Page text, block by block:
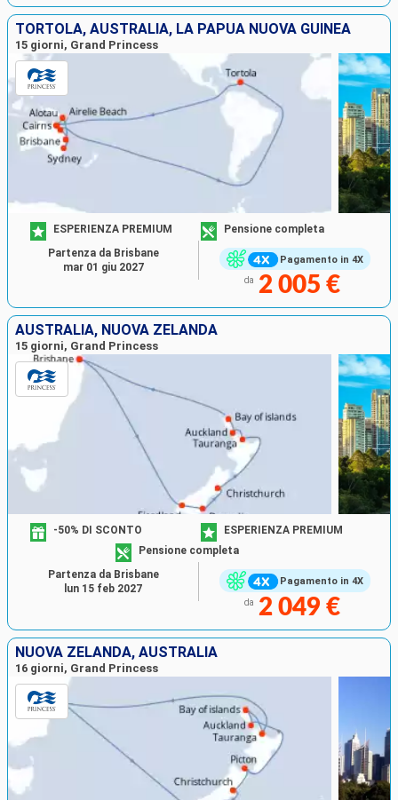
TORTOLA, AUSTRALIA, LA PAPUA NUOVA GUINEA
15 giorni, Grand Princess
Pagamento in 4X
ESPERIENZA PREMIUM Pensione completa
da 2 005 €
Partenza da Brisbane
mar 01 giu 2027
AUSTRALIA, NUOVA ZELANDA
15 giorni, Grand Princess
Pagamento in 4X
-50% DI SCONTO
ESPERIENZA PREMIUM
Pensione completa
da 2 049 €
Partenza da Brisbane
lun 15 feb 2027
NUOVA ZELANDA, AUSTRALIA
16 giorni, Grand Princess